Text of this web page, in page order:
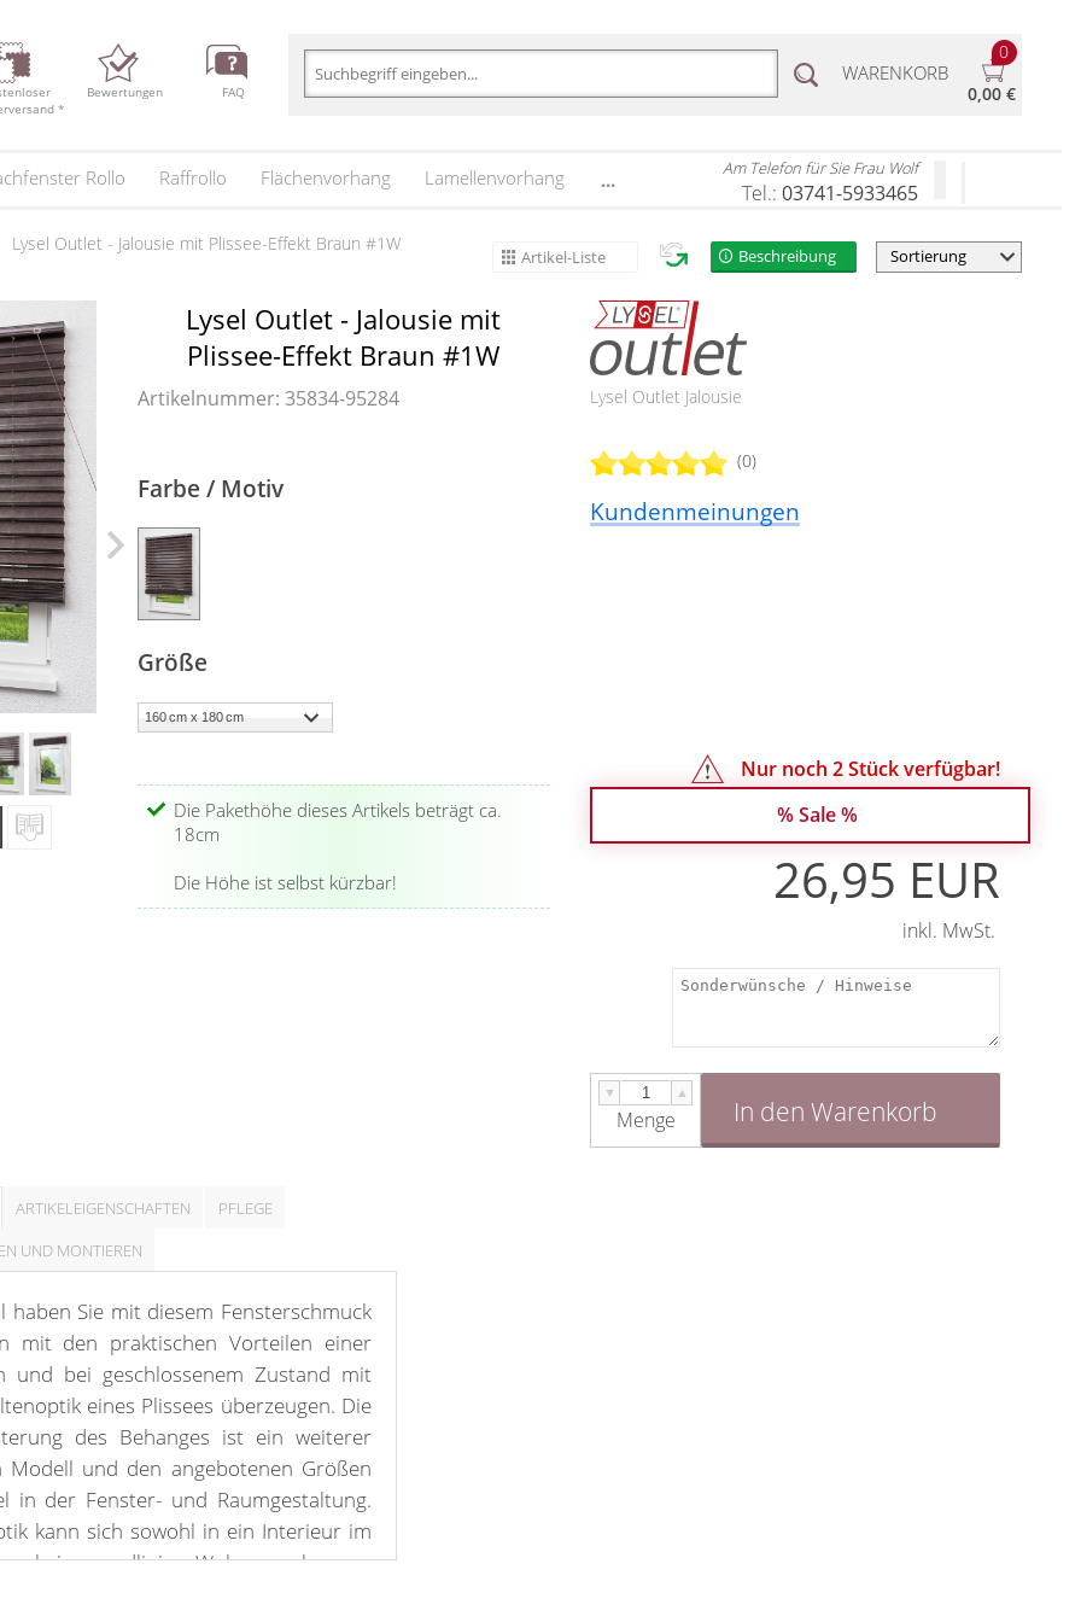
*
Bewertungen FAQ
0
WARENKORB
0,00 €
Rollo Raffrollo Flächenvorhang Lamellenvorhang ... Am Telefon für Sie Frau Wolf
Tel.:03741-5933465
Lysel Outlet - Jalousie mit Plissee-Effekt Braun #1W
Artikel-Liste Beschreibung
Lysel Outlet - Jalousie mit
Plissee-Effekt Braun #1W
Artikelnummer: 35834-95284
Farbe / Motiv
Größe
Die Pakethöhe dieses Artikels beträgt ca.
18cm
Die Höhe ist selbst kürzbar!
Lysel Outlet Jalousie
(0)
Kundenmeinungen
Nur noch2Stück verfügbar!
% Sale %
26,95 EUR
inkl. MwSt.
▼ ▲
Menge In den Warenkorb
ARTIKELEIGENSCHAFTEN
PFLEGE
UND MONTIEREN
haben Sie mit diesem Fensterschmuck
mit den praktischen Vorteilen einer
und bei geschlossenem Zustand mit
eines Plissees überzeugen. Die
des Behanges ist ein weiterer
Modell und den angebotenen Größen
in der Fenster- und Raumgestaltung.
kann sich sowohl in ein Interieur im
in geradlinige Wohnumgebungen